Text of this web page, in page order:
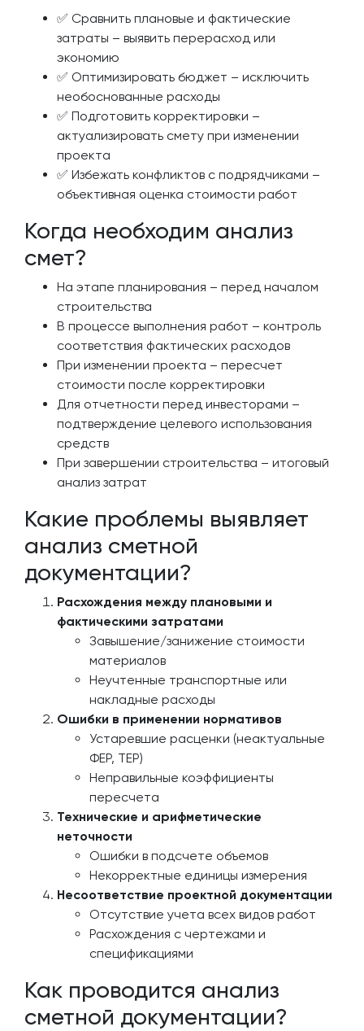
✅ Сравнить плановые и фактические
затраты – выявить перерасход или
экономию
✅ Оптимизировать бюджет – исключить
необоснованные расходы
✅ Подготовить корректировки –
актуализировать смету при изменении
проекта
✅ Избежать конфликтов с подрядчиками –
объективная оценка стоимости работ
Когда необходим анализ
смет?
На этапе планирования – перед началом
строительства
В процессе выполнения работ – контроль
соответствия фактических расходов
При изменении проекта – пересчет
стоимости после корректировки
Для отчетности перед инвесторами –
подтверждение целевого использования
средств
При завершении строительства – итоговый
анализ затрат
Какие проблемы выявляет
анализ сметной
документации?
Расхождения между плановыми и
фактическими затратами
Завышение/занижение стоимости
материалов
Неучтенные транспортные или
накладные расходы
Ошибки в применении нормативов
Устаревшие расценки (неактуальные
ФЕР, ТЕР)
Неправильные коэффициенты
пересчета
Технические и арифметические
неточности
Ошибки в подсчете объемов
Некорректные единицы измерения
Несоответствие проектной документации
Отсутствие учета всех видов работ
Расхождения с чертежами и
спецификациями
Как проводится анализ
сметной документации?